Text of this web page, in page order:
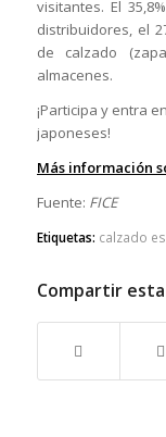
visitantes. El
distribuidores, el
de calzado
almacenes.
¡Participa y entra
japoneses!
Más información
Fuente: FICE
Etiquetas: calzado
Compartir